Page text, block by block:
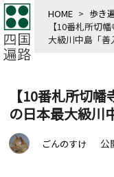
HOME > 歩き
【10番札所切
大級川中島「善
【10番札所切
の日本最大級川
ごんのすけ 公